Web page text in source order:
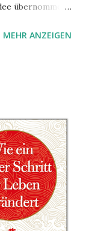
übernommen,
Ubongo-
MEHR ANZEIGEN